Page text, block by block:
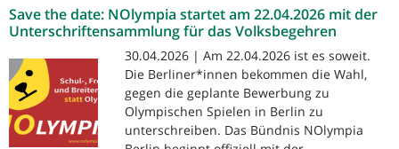
Save the date: NOlympia startet am 22.04.2026 mit der
Unterschriftensammlung für das Volksbegehren
30.04.2026 | Am 22.04.2026 ist es soweit.
Die Berliner*innen bekommen die Wahl,
gegen die geplante Bewerbung zu
Olympischen Spielen in Berlin zu
unterschreiben. Das Bündnis NOlympia